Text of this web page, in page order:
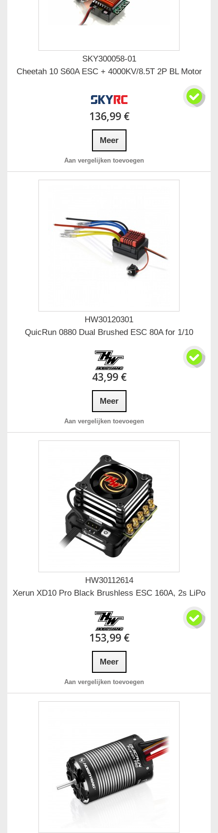
SKY300058-01
Cheetah 10 S60A ESC + 4000KV/8.5T 2P BL Motor
136,99 €
Meer
Aan vergelijken toevoegen
HW30120301
QuicRun 0880 Dual Brushed ESC 80A for 1/10
43,99 €
Meer
Aan vergelijken toevoegen
HW30112614
Xerun XD10 Pro Black Brushless ESC 160A, 2s LiPo
153,99 €
Meer
Aan vergelijken toevoegen